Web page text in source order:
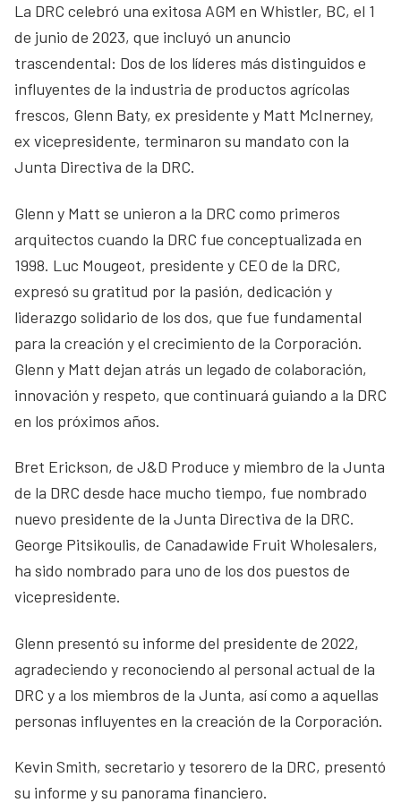
La DRC celebró una exitosa AGM en Whistler, BC, el 1
de junio de 2023, que incluyó un anuncio
trascendental: Dos de los líderes más distinguidos e
influyentes de la industria de productos agrícolas
frescos, Glenn Baty, ex presidente y Matt McInerney,
ex vicepresidente, terminaron su mandato con la
Junta Directiva de la DRC.
Glenn y Matt se unieron a la DRC como primeros
arquitectos cuando la DRC fue conceptualizada en
1998. Luc Mougeot, presidente y CEO de la DRC,
expresó su gratitud por la pasión, dedicación y
liderazgo solidario de los dos, que fue fundamental
para la creación y el crecimiento de la Corporación.
Glenn y Matt dejan atrás un legado de colaboración,
innovación y respeto, que continuará guiando a la DRC
en los próximos años.
Bret Erickson, de J&D Produce y miembro de la Junta
de la DRC desde hace mucho tiempo, fue nombrado
nuevo presidente de la Junta Directiva de la DRC.
George Pitsikoulis, de Canadawide Fruit Wholesalers,
ha sido nombrado para uno de los dos puestos de
vicepresidente.
Glenn presentó su informe del presidente de 2022,
agradeciendo y reconociendo al personal actual de la
DRC y a los miembros de la Junta, así como a aquellas
personas influyentes en la creación de la Corporación.
Kevin Smith, secretario y tesorero de la DRC, presentó
su informe y su panorama financiero.